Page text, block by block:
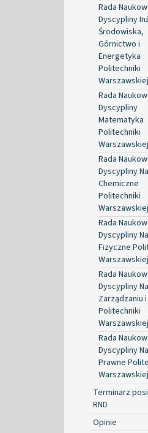
Rada
Dyscypliny
Środowiska,
Górnictwo i
Energetyka
Politechniki
Warszawskiej
Rada
Dyscypliny
Matematyka
Politechniki
Warszawskiej
Rada
Dyscypliny
Chemiczne
Politechniki
Warszawskiej
Rada
Dyscypliny
Fizyczne
Warszawskiej
Rada
Dyscypliny
Zarządzaniu
Politechniki
Warszawskiej
Rada
Dyscypliny
Prawne
Warszawskiej
Terminarz
RND
Opinie